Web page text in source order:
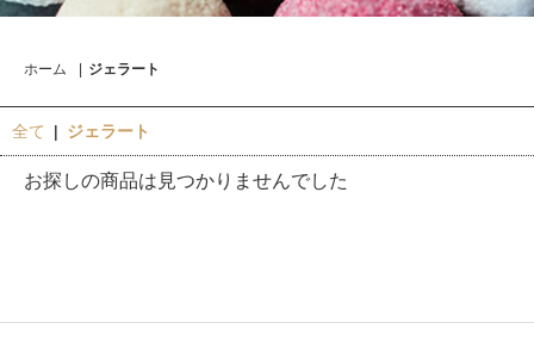
ホーム ジェラート
全て | ジェラート
お探しの商品は見つかりませんでした